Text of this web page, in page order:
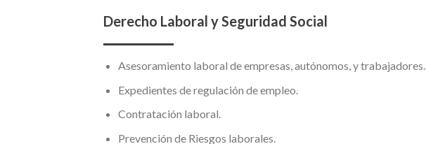
Derecho Laboral y Seguridad Social
Asesoramiento laboral de empresas, autónomos, y trabajadores.
Expedientes de regulación de empleo.
Contratación laboral.
Prevención de Riesgos laborales.